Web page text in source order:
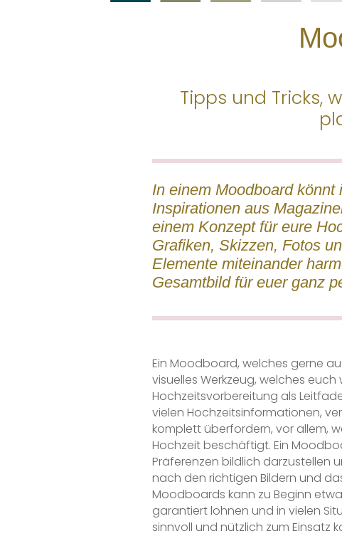
Tipps und Tricks,
In einem Moodboard
Inspirationen aus
einem Konzept für eure
Grafiken, Skizzen, Fotos
Elemente miteinander
Gesamtbild für euer ganz
Ein Moodboard, welches gerne
visuelles Werkzeug, welches
Hochzeitsvorbereitung als
vielen Hochzeitsinformationen,
komplett überfordern, vor allem,
Hochzeit beschäftigt. Ein
Präferenzen bildlich darzustellen
nach den richtigen Bildern und
Moodboards kann zu Beginn
garantiert lohnen und in vielen
sinnvoll und nützlich zum Einsatz